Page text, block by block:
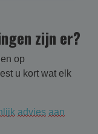
zijn er?
op
u kort wat elk
advies aan